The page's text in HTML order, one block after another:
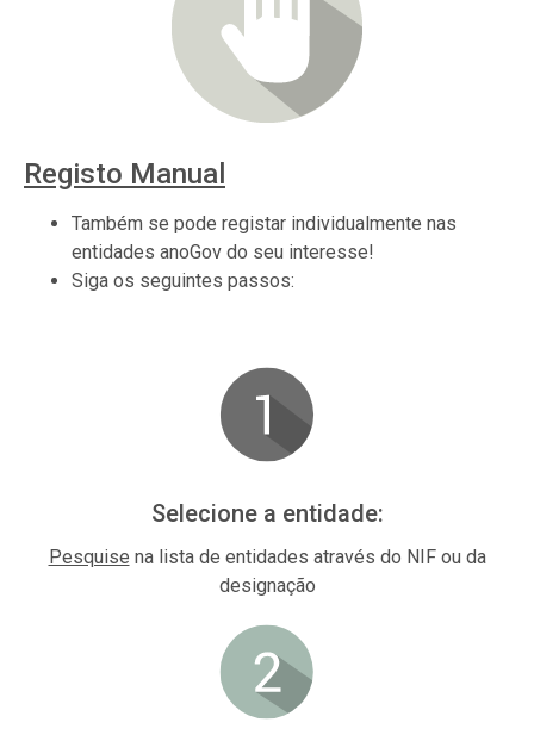
Registo Manual
Também se pode registar individualmente nas
entidades anoGov do seu interesse!
Siga os seguintes passos:
Selecione a entidade:
Pesquise na lista de entidades através do NIF ou da
designação